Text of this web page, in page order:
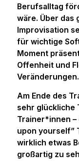
Berufsalltag
wäre. Über das
Improvisation
für wichtige
Moment
Offenheit und
Veränderungen.
Am Ende des
sehr glückliche
Trainer*innen –
upon yourself”
wirklich etwas
großartig zu